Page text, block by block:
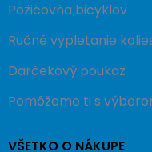
Požičovňa bicyklov
Ručné vypletanie
Darčekový poukaz
Pomôžeme ti s
VŠETKO O NÁKUPE